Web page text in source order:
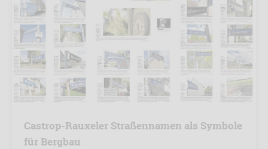
Castrop-Rauxeler Straßennamen als Symbole
für Bergbau